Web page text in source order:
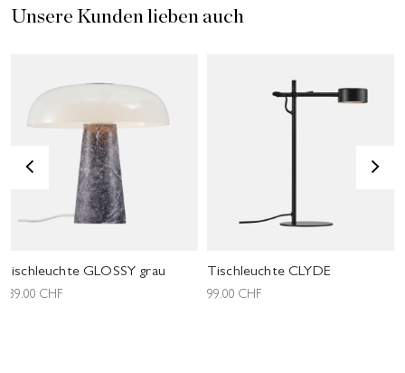
Unsere Kunden lieben auch
Tischleuchte GLOSSY grau
339.00 CHF
Tischleuchte CLYDE
99.00 CHF
< >